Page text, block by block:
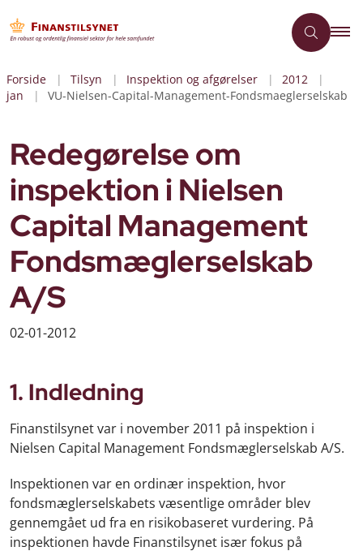
Forside Tilsyn Inspektion og afgørelser
2012
jan
VU-Nielsen-Capital-Management-Fondsmaeglerselskab
Redegørelse om
inspektion i Nielsen
Capital Management
Fondsmæglerselskab
A/S
02-01-2012
1. Indledning
Finanstilsynet var i november 2011 på inspektion i
Nielsen Capital Management Fondsmæglerselskab A/S.
Inspektionen var en ordinær inspektion, hvor
fondsmæglerselskabets væsentlige områder blev
gennemgået ud fra en risikobaseret vurdering. På
inspektionen havde Finanstilsynet især fokus på